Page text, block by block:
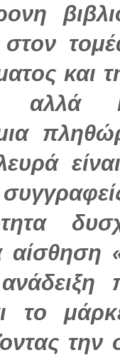
και
αλλά
μια
αίσθηση
την